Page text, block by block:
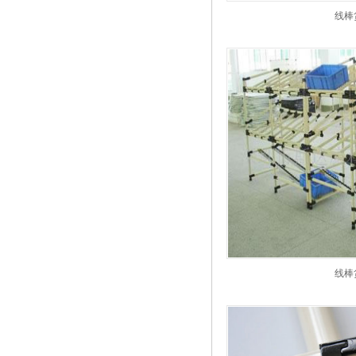
线棒
线棒